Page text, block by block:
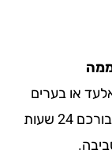
בערים
הקרובות בדחיפות, הצוות שלנו כאן זמין עבורכם 24 שעות